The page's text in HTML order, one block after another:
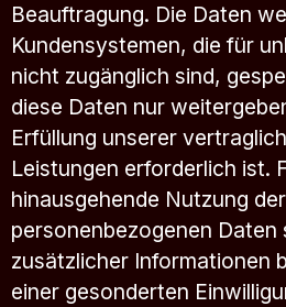
Beauftragung. Die Daten
Kundensystemen, die für
nicht zugänglich sind,
diese Daten nur
Erfüllung unserer
Leistungen erforderlich ist.
hinausgehende Nutzung der
personenbezogenen Daten
zusätzlicher Informationen
einer gesonderten